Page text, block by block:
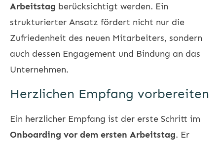
Arbeitstag berücksichtigt werden. Ein
strukturierter Ansatz fördert nicht nur die
Zufriedenheit des neuen Mitarbeiters, sondern
auch dessen Engagement und Bindung an das
Unternehmen.
Herzlichen Empfang vorbereiten
Ein herzlicher Empfang ist der erste Schritt im
Onboarding vor dem ersten Arbeitstag. Er